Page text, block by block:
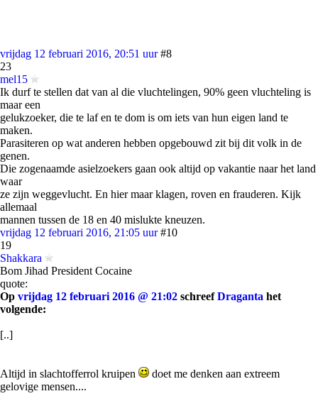
vrijdag 12 februari 2016, 20:51 uur #8
23
mel15
Ik durf te stellen dat van al die vluchtelingen, 90% geen vluchteling is
maar een
gelukzoeker, die te laf en te dom is om iets van hun eigen land te
maken.
Parasiteren op wat anderen hebben opgebouwd zit bij dit volk in de
genen.
Die zogenaamde asielzoekers gaan ook altijd op vakantie naar het land
waar
ze zijn weggevlucht. En hier maar klagen, roven en frauderen. Kijk
allemaal
mannen tussen de 18 en 40 mislukte kneuzen.
vrijdag 12 februari 2016, 21:05 uur #10
19
Shakkara
Bom Jihad President Cocaine
quote:
Op vrijdag 12 februari 2016 @ 21:02 schreefDraganta het
volgende:
[..]
Altijd in slachtofferrol kruipen
doet me denken aan extreem
gelovige mensen....